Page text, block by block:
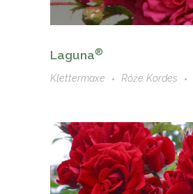
Laguna®
Klettermaxe Róże Kordes